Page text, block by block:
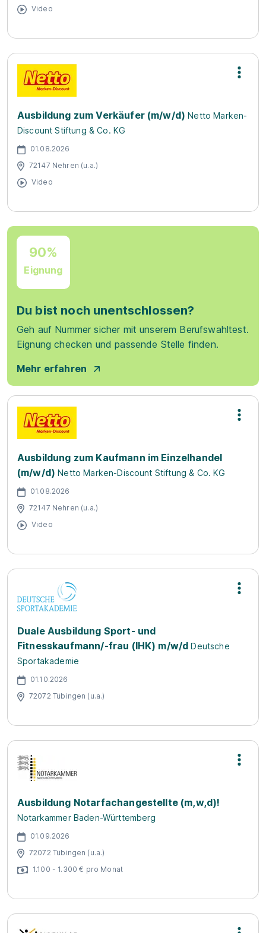
Video
Ausbildung zum Verkäufer (m/w/d) Netto Marken-
Discount Stiftung & Co. KG
01.08.2026
72147 Nehren (u.a.)
Video
90%
Eignung
Du bist noch unentschlossen?
Geh auf Nummer sicher mit unserem Berufswahltest.
Eignung checken und passende Stelle finden.
Mehr erfahren
Ausbildung zum Kaufmann im Einzelhandel
(m/w/d) Netto Marken-Discount Stiftung & Co. KG
01.08.2026
72147 Nehren (u.a.)
Video
Duale Ausbildung Sport- und
Fitnesskaufmann/-frau (IHK) m/w/d Deutsche
Sportakademie
01.10.2026
72072 Tübingen (u.a.)
Ausbildung Notarfachangestellte (m,w,d)!
Notarkammer Baden-Württemberg
01.09.2026
72072 Tübingen (u.a.)
1.100 - 1.300 € pro Monat